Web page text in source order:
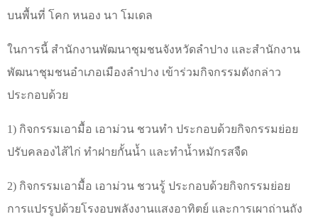
บนพื้นที่ โคก หนอง นา โมเดล
ในการนี้ สำนักงานพัฒนาชุมชนจังหวัดลำปาง และสำนักงาน
พัฒนาชุมชนอำเภอเมืองลำปาง เข้าร่วมกิจกรรมดังกล่าว
ประกอบด้วย
1) กิจกรรมเอามื้อ เอาม่วน ชวนทำ ประกอบด้วยกิจกรรมย่อย
ปรับคลองไส้ไก่ ทำฝายกั้นน้ำ และทำน้ำหมักรสจืด
2) กิจกรรมเอามื้อ เอาม่วน ชวนรู้ ประกอบด้วยกิจกรรมย่อย
การแปรรูปด้วยโรงอบพลังงานแสงอาทิตย์ และการเผาถ่านถัง